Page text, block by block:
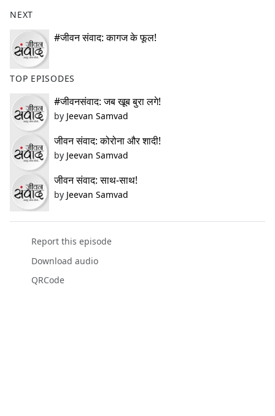
NEXT
#जीवन संवाद: कागज के फूल!
TOP EPISODES
#जीवनसंवाद: जब खूब बुरा लगे!
by Jeevan Samvad
जीवन संवाद: कोरोना और शादी!
by Jeevan Samvad
जीवन संवाद: साथ-साथ!
by Jeevan Samvad
Report this episode
Download audio
QRCode